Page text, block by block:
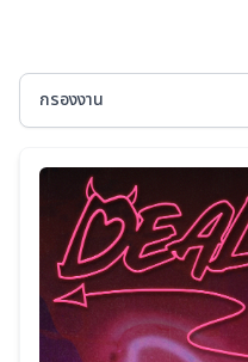
รายการประกาศจ้างงาน
กรองงาน